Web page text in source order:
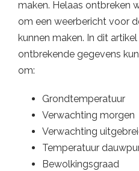
maken. Helaas ontbreken
om een weerbericht voor
kunnen maken. In dit
ontbrekende gegevens
om:
Grondtemperatuur
Verwachting morgen
Verwachting
Temperatuur
Bewolkingsgraad